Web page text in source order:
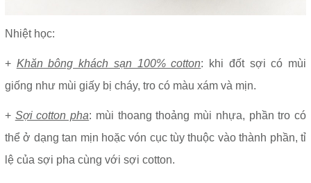
Nhiệt học:
+ Khăn bông khách sạn 100% cotton: khi đốt sợi có mùi
giống như mùi giấy bị cháy, tro có màu xám và mịn.
+ Sợi cotton pha: mùi thoang thoảng mùi nhựa, phần tro có
thể ở dạng tan mịn hoặc vón cục tùy thuộc vào thành phần, tỉ
lệ của sợi pha cùng với sợi cotton.